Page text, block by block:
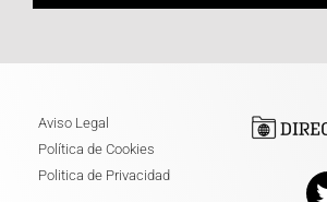
Aviso Legal
Política de Cookies
Politica de Privacidad